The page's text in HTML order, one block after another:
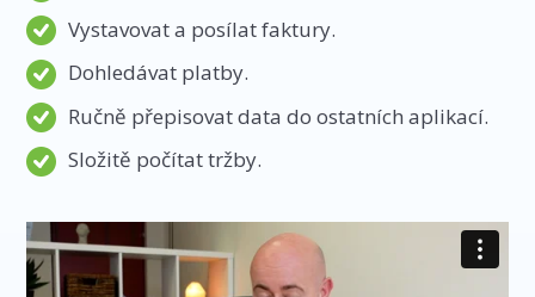
Vystavovat a posílat faktury.
Dohledávat platby.
Ručně přepisovat data do ostatních aplikací.
Složitě počítat tržby.